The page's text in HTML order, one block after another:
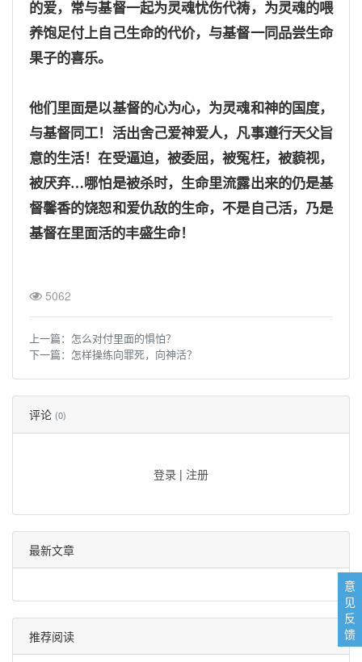
的爱，常与基督一起为灵魂忧伤代祷，为灵魂的喂
养饱足付上自己生命的代价，与基督一同品尝生命
果子的喜乐。
他们里面是以基督的心为心，为灵魂和神的国度，
与基督同工！活出舍己爱神爱人，凡事遵行天父旨
意的生活！在受逼迫，被委屈，被冤枉，被藐视，
被厌弃…哪怕是被杀时，生命里流露出来的仍是基
督馨香的饶恕和爱仇敌的生命，不是自己活，乃是
基督在里面活的丰盛生命！
5062
上一篇： 怎么对付里面的惧怕？
下一篇： 怎样操练向罪死，向神活？
评论 (0)
登录 | 注册
最新文章
推荐阅读
意
见
反
馈